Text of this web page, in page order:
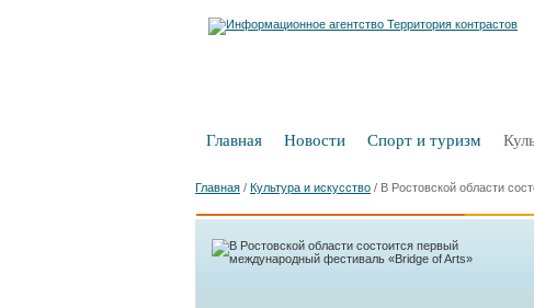
Главная Новости Спорт и туризм
Главная / Культура и искусство / В Ростовской области